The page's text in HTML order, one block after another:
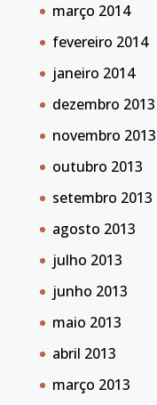
março 2014
fevereiro 2014
janeiro 2014
dezembro 2013
novembro 2013
outubro 2013
setembro 2013
agosto 2013
julho 2013
junho 2013
maio 2013
abril 2013
março 2013